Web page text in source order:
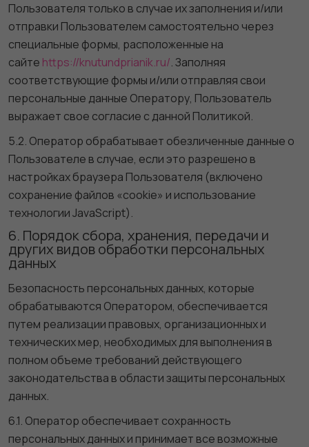
Пользователя только в случае их заполнения и/или
отправки Пользователем самостоятельно через
специальные формы, расположенные на
сайте https://knutundprianik.ru/. Заполняя
соответствующие формы и/или отправляя свои
персональные данные Оператору, Пользователь
выражает свое согласие с данной Политикой.
5.2. Оператор обрабатывает обезличенные данные о
Пользователе в случае, если это разрешено в
настройках браузера Пользователя (включено
сохранение файлов «cookie» и использование
технологии JavaScript).
6. Порядок сбора, хранения, передачи и
других видов обработки персональных
данных
Безопасность персональных данных, которые
обрабатываются Оператором, обеспечивается
путем реализации правовых, организационных и
технических мер, необходимых для выполнения в
полном объеме требований действующего
законодательства в области защиты персональных
данных.
6.1. Оператор обеспечивает сохранность
персональных данных и принимает все возможные